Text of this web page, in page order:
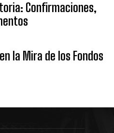
Confirmaciones,
la Mira de los Fondos